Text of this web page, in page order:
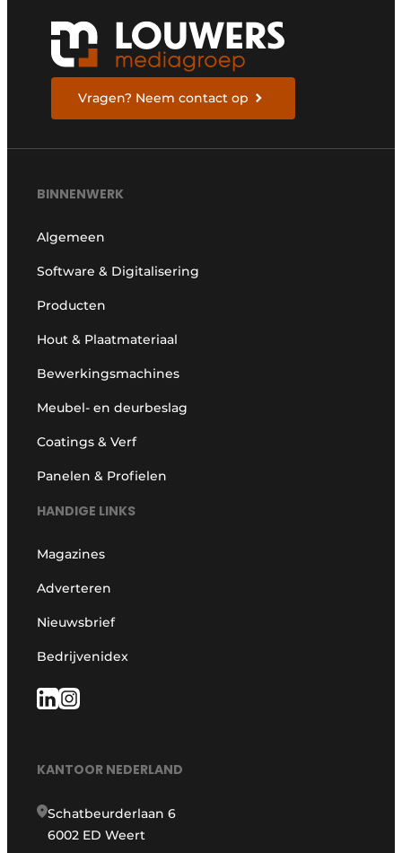
Vragen? Neem contact op
BINNENWERK
Algemeen
Software & Digitalisering
Producten
Hout & Plaatmateriaal
Bewerkingsmachines
Meubel- en deurbeslag
Coatings & Verf
Panelen & Profielen
HANDIGE LINKS
Magazines
Adverteren
Nieuwsbrief
Bedrijvenidex
KANTOOR NEDERLAND
Schatbeurderlaan 6
6002 ED Weert